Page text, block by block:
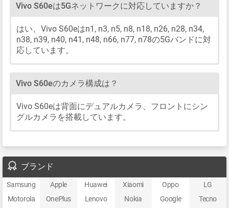
Vivo S60eは5Gネットワークに対応していますか？
はい、Vivo S60eはn1, n3, n5, n8, n18, n26, n28, n34,
n38, n39, n40, n41, n48, n66, n77, n78の5Gバンドに対
応しています。
Vivo S60eのカメラ構成は？
Vivo S60eは背面にデュアルカメラ、フロントにシン
グルカメラを搭載しています。
ブランド
Samsung Apple Huawei Xiaomi Oppo
LG
Motorola
OnePlus Lenovo Nokia Google
Tecno